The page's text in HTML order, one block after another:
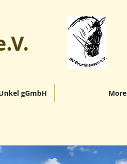
gGmbH More